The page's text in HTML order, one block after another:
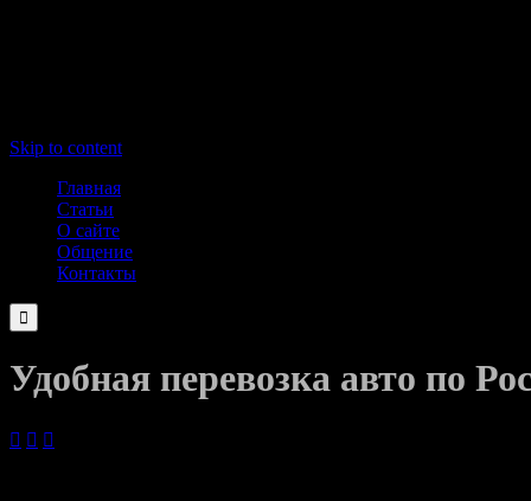
Skip to content
Главная
Статьи
О сайте
Общение
Контакты

Удобная перевозка авто по
  